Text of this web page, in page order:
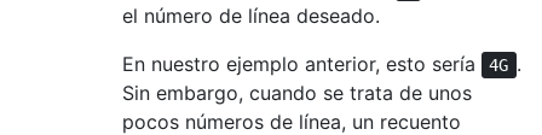
el número de línea deseado.
En nuestro ejemplo anterior, esto sería
4G .
Sin embargo, cuando se trata de unos
pocos números de línea, un recuento